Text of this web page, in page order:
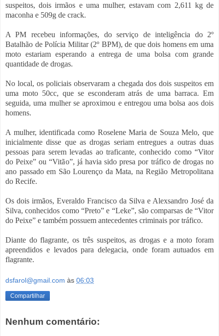
suspeitos, dois irmãos e uma mulher, estavam com 2,611 kg de
maconha e 509g de crack.
A PM recebeu informações, do serviço de inteligência do 2º
Batalhão de Polícia Militar (2º BPM), de que dois homens em uma
moto estariam esperando a entrega de uma bolsa com grande
quantidade de drogas.
No local, os policiais observaram a chegada dos dois suspeitos em
uma moto 50cc, que se esconderam atrás de uma barraca. Em
seguida, uma mulher se aproximou e entregou uma bolsa aos dois
homens.
A mulher, identificada como Roselene Maria de Souza Melo, que
inicialmente disse que as drogas seriam entregues a outras duas
pessoas para serem levadas ao traficante, conhecido como “Vitor
do Peixe” ou “Vitão”, já havia sido presa por tráfico de drogas no
ano passado em São Lourenço da Mata, na Região Metropolitana
do Recife.
Os dois irmãos, Everaldo Francisco da Silva e Alexsandro José da
Silva, conhecidos como “Preto” e “Leke”, são comparsas de “Vitor
do Peixe” e também possuem antecedentes criminais por tráfico.
Diante do flagrante, os três suspeitos, as drogas e a moto foram
apreendidos e levados para delegacia, onde foram autuados em
flagrante.
dsfarol@gmail.com às 06:03
Compartilhar
Nenhum comentário: